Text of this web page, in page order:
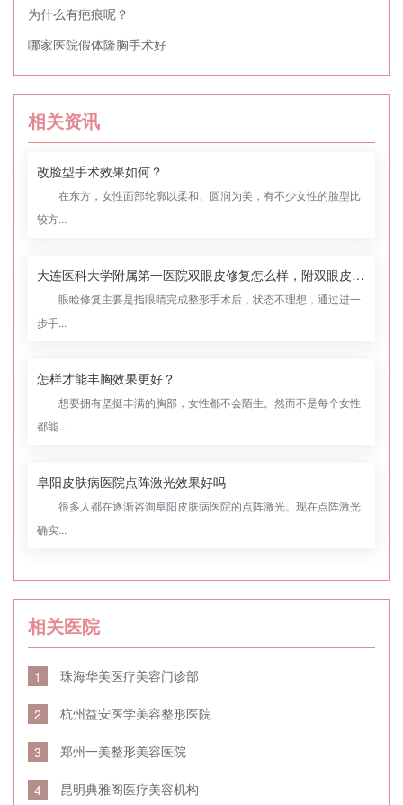
为什么有疤痕呢？
哪家医院假体隆胸手术好
相关资讯
改脸型手术效果如何？
在东方，女性面部轮廓以柔和、圆润为美，有不少女性的脸型比
较方...
大连医科大学附属第一医院双眼皮修复怎么样，附双眼皮修复案例
眼睑修复主要是指眼睛完成整形手术后，状态不理想，通过进一
步手...
怎样才能丰胸效果更好？
想要拥有坚挺丰满的胸部，女性都不会陌生。然而不是每个女性
都能...
阜阳皮肤病医院点阵激光效果好吗
很多人都在逐渐咨询阜阳皮肤病医院的点阵激光。现在点阵激光
确实...
相关医院
1 珠海华美医疗美容门诊部
2 杭州益安医学美容整形医院
3 郑州一美整形美容医院
4 昆明典雅阁医疗美容机构